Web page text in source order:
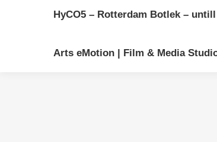
HyCO5 – Rotterdam Botlek –
Arts eMotion | Film & Media